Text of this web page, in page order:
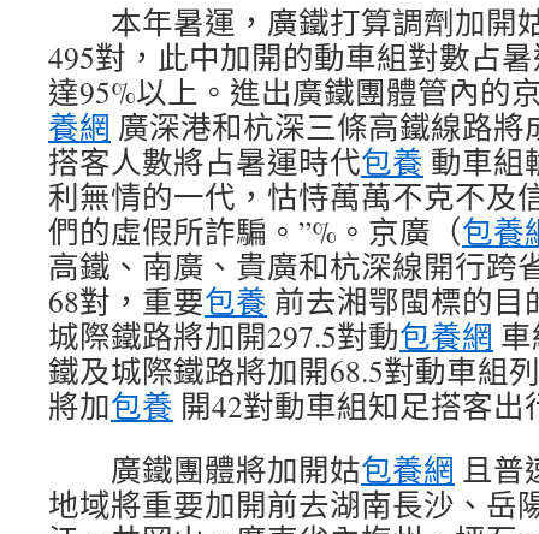
本年暑運，廣鐵打算調劑加開
495對，此中加開的動車組對數占
達95%以上。進出廣鐵團體管內的
養網 廣深港和杭深三條高鐵線路
搭客人數將占暑運時代包養 動車組
利無情的一代，怙恃萬萬不克不及
們的虛假所詐騙。”%。京廣（包養
高鐵、南廣、貴廣和杭深線開行跨
68對，重要包養 前去湘鄂閩標的目
城際鐵路將加開297.5對動包養網
鐵及城際鐵路將加開68.5對動車組
將加包養 開42對動車組知足搭客出
廣鐵團體將加開姑包養網 且普
地域將重要加開前去湖南長沙、岳